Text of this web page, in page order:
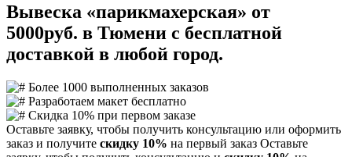
Вывеска «парикмахерская» от
5000руб. в Тюмени с бесплатной
доставкой в любой город.
Более 1000 выполненных заказов
Разработаем макет бесплатно
Скидка 10% при первом заказе
Оставьте заявку, чтобы получить консультацию или оформить
заказ и получите скидку 10% на первый заказ Оставьте